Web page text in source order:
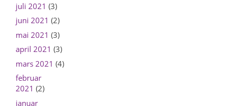
juli 2021 (3)
juni 2021 (2)
mai 2021 (3)
april 2021 (3)
mars 2021 (4)
februar
2021 (2)
januar